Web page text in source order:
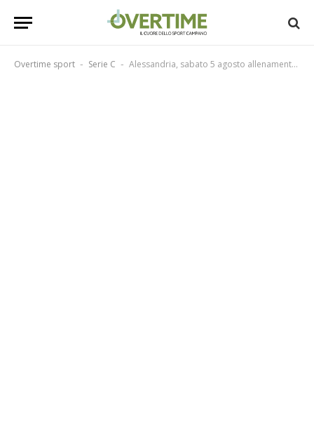
Overtime sport - Serie C - Alessandria, sabato 5 agosto allenamento congiunto con il Chieri